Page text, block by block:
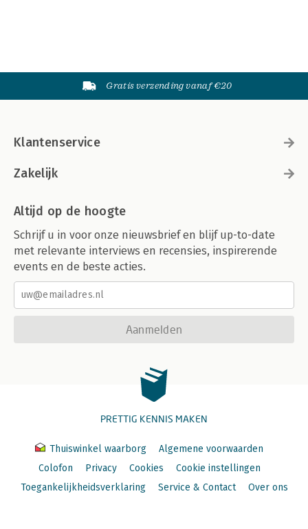
Gratis verzending vanaf €20
Klantenservice
Zakelijk
Altijd op de hoogte
Schrijf u in voor onze nieuwsbrief en blijf up-to-date
met relevante interviews en recensies, inspirerende
events en de beste acties.
Aanmelden
PRETTIG KENNIS MAKEN
Thuiswinkel waarborg
Algemene voorwaarden
Colofon
Privacy Cookies
Cookie instellingen
Toegankelijkheidsverklaring
Service & Contact Over ons